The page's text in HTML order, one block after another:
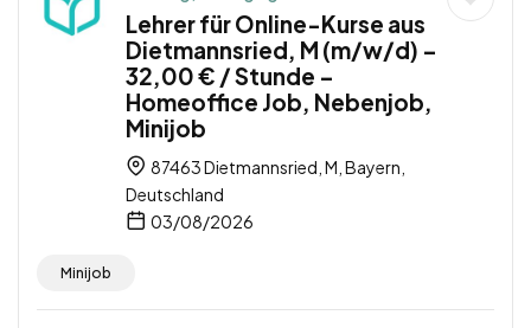
Lehrer für Online-Kurse aus
Dietmannsried, M (m/w/d) –
32,00 € / Stunde –
Homeoffice Job, Nebenjob,
Minijob
87463 Dietmannsried, M, Bayern,
Deutschland
03/08/2026
Minijob